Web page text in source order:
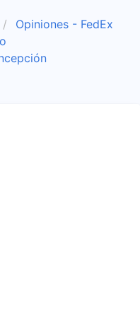
Opiniones - FedEx